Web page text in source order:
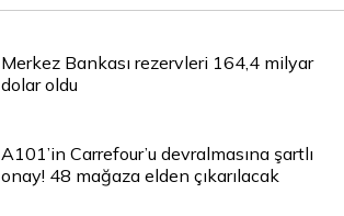
Merkez Bankası rezervleri 164,4 milyar
dolar oldu
A101’in Carrefour’u devralmasına şartlı
onay! 48 mağaza elden çıkarılacak